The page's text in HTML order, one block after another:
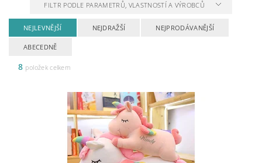
FILTR PODLE PARAMETRŮ, VLASTNOSTÍ A VÝROBCŮ
NEJLEVNĚJŠÍ NEJDRAŽŠÍ NEJPRODÁVANĚJŠÍ
ABECEDNĚ
8 položek celkem